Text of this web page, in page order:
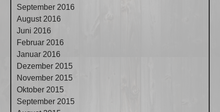
September 2016
August 2016
Juni 2016
Februar 2016
Januar 2016
Dezember 2015
November 2015
Oktober 2015
September 2015